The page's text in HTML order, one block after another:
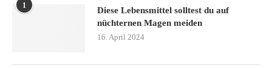
1
Diese Lebensmittel solltest du auf
nüchternen Magen meiden
16. April 2024